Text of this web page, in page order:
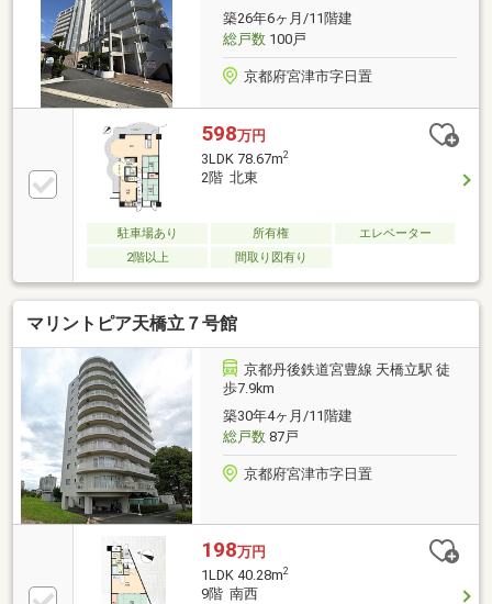
のことまで、何でもお気軽にご相談ください☆
築26年6ヶ月/11階建
総戸数100戸
京都府宮津市字日置
598万円
3LDK 78.67m2
2階 北東
駐車場あり 所有権
エレベーター
2階以上
間取り図有り
マリントピア天橋立７号館
京都丹後鉄道宮豊線 天橋立駅 徒
歩7.9km
築30年4ヶ月/11階建
総戸数87戸
京都府宮津市字日置
198万円
1LDK 40.28m2
9階 南西